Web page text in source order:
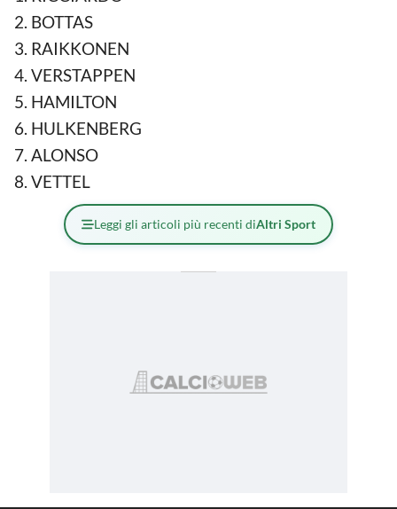
BOTTAS
RAIKKONEN
VERSTAPPEN
HAMILTON
HULKENBERG
ALONSO
VETTEL
Leggi gli articoli più recenti diAltri Sport